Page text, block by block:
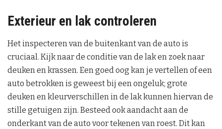
Exterieur en lak controleren
Het inspecteren van de buitenkant van de auto is
cruciaal. Kijk naar de conditie van de lak en zoek naar
deuken en krassen. Een goed oog kan je vertellen of een
auto betrokken is geweest bij een ongeluk; grote
deuken en kleurverschillen in de lak kunnen hiervan de
stille getuigen zijn. Besteed ook aandacht aan de
onderkant van de auto voor tekenen van roest. Dit kan